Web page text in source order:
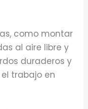
como montar
al aire libre y
duraderos y
trabajo en